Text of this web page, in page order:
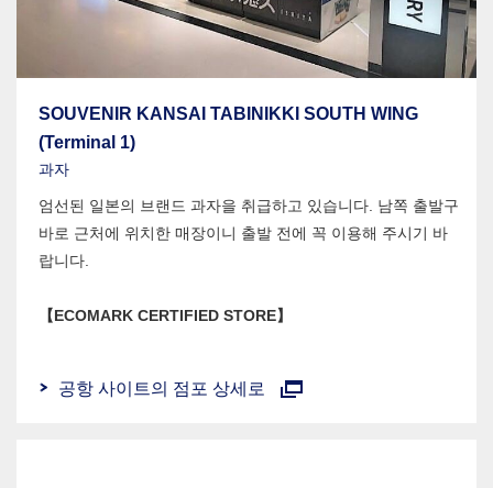
SOUVENIR KANSAI TABINIKKI SOUTH WING
(Terminal 1)
과자
엄선된 일본의 브랜드 과자을 취급하고 있습니다. 남쪽 출발구
바로 근처에 위치한 매장이니 출발 전에 꼭 이용해 주시기 바
랍니다.
【ECOMARK CERTIFIED STORE】
공항 사이트의 점포 상세로